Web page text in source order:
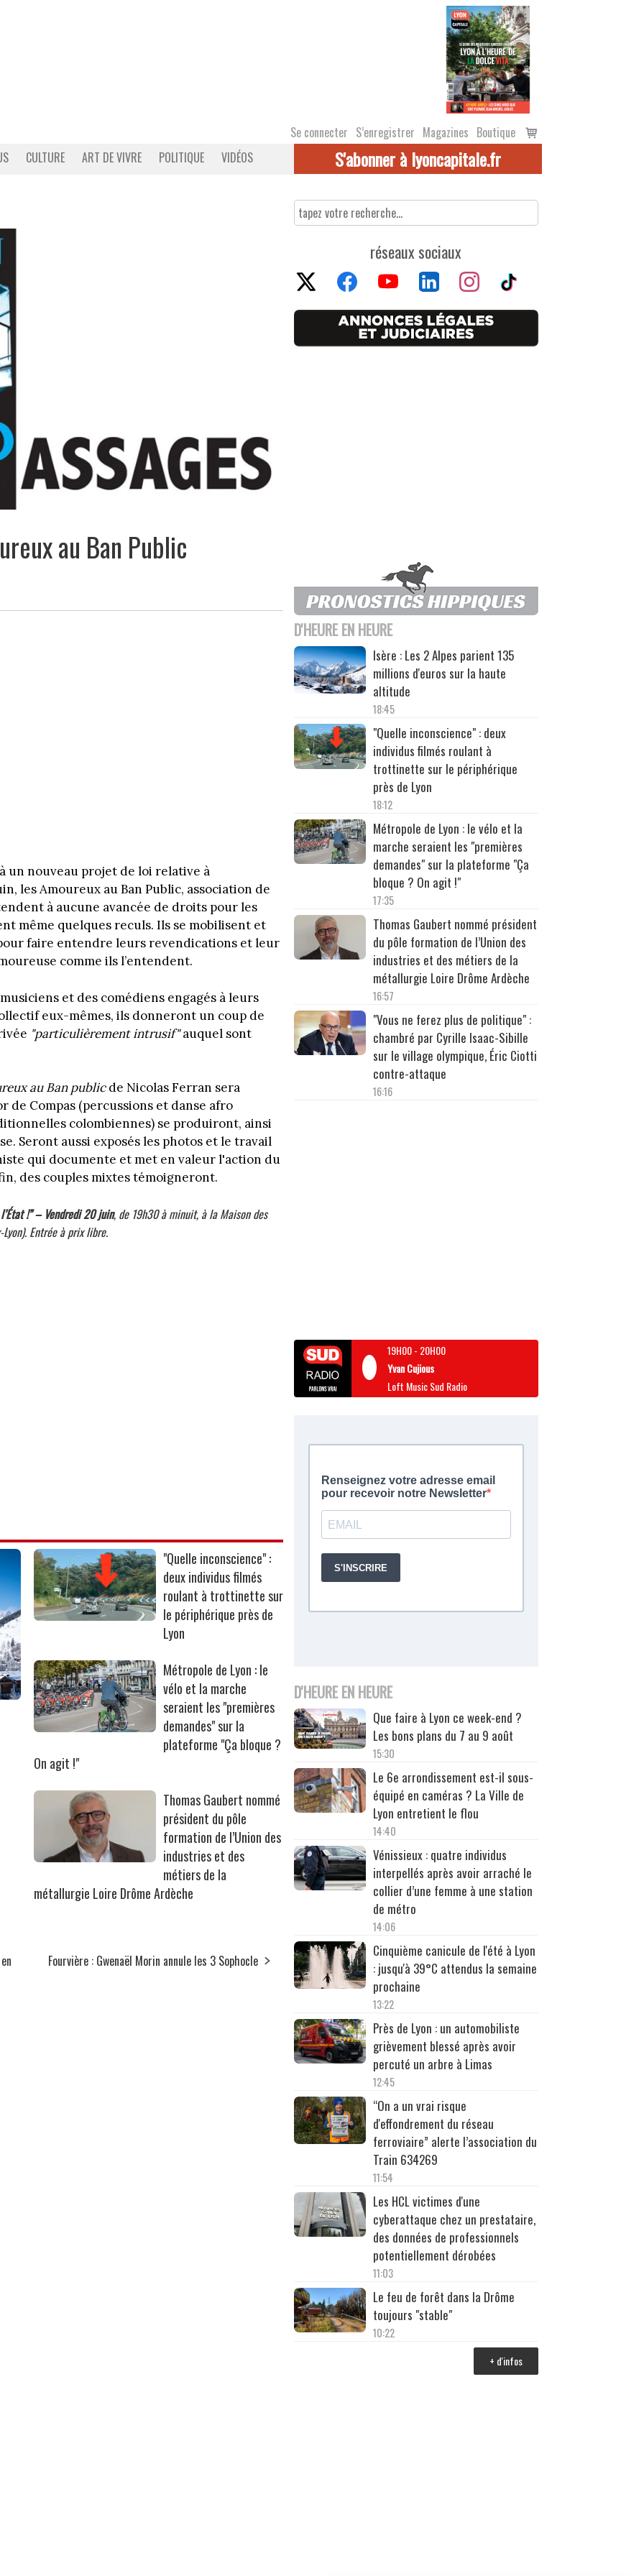
Se connecter S’enregistrer Magazines Boutique
Voir
le
CULTURE ART DE VIVRE POLITIQUE VIDÉOS S'abonner à lyoncapitale.fr
au Ban Public
un nouveau projet de loi relative à
les Amoureux au Ban Public, association de
à aucune avancée de droits pour les
même quelques reculs. Ils se mobilisent et
pour faire entendre leurs revendications et leur
comme ils l’entendent.
et des comédiens engagés à leurs
eux-mêmes, ils donneront un coup de
"particulièrement intrusif"auquel sont
au Ban publicde Nicolas Ferran sera
de Compas (percussions et danse afro
colombiennes) se produiront, ainsi
Seront aussi exposés les photos et le travail
qui documente et met en valeur l'action du
des couples mixtes témoigneront.
!” – Vendredi 20 juin, de 19h30 à minuit, à la Maison des
Entrée à prix libre.
"Quelle inconscience" :
deux individus filmés
roulant à trottinette sur
le périphérique près de
Lyon
Métropole de Lyon : le
vélo et la marche
seraient les "premières
demandes" sur la
plateforme "Ça bloque ?
On agit !"
Thomas Gaubert nommé
président du pôle
formation de l’Union des
industries et des
métiers de la
métallurgie Loire Drôme Ardèche
Fourvière : Gwenaël Morin annule les 3 Sophocle
réseaux sociaux
D'HEURE EN HEURE
Isère : Les 2 Alpes parient 135
millions d'euros sur la haute
altitude
18:45
"Quelle inconscience" : deux
individus filmés roulant à
trottinette sur le périphérique
près de Lyon
18:12
Métropole de Lyon : le vélo et la
marche seraient les "premières
demandes" sur la plateforme "Ça
bloque ? On agit !"
17:35
Thomas Gaubert nommé président
du pôle formation de l’Union des
industries et des métiers de la
métallurgie Loire Drôme Ardèche
16:57
"Vous ne ferez plus de politique" :
chambré par Cyrille Isaac-Sibille
sur le village olympique, Éric Ciotti
contre-attaque
16:16
19H00- 20H00
Yvan Cujious
Loft Music Sud Radio
D'HEURE EN HEURE
Que faire à Lyon ce week-end ?
Les bons plans du 7 au 9 août
15:30
Le 6e arrondissement est-il sous-
équipé en caméras ? La Ville de
Lyon entretient le flou
14:40
Vénissieux : quatre individus
interpellés après avoir arraché le
collier d’une femme à une station
de métro
14:06
Cinquième canicule de l'été à Lyon
: jusqu'à 39°C attendus la semaine
prochaine
13:22
Près de Lyon : un automobiliste
grièvement blessé après avoir
percuté un arbre à Limas
12:45
“On a un vrai risque
d'effondrement du réseau
ferroviaire” alerte l’association du
Train 634269
11:54
Les HCL victimes d'une
cyberattaque chez un prestataire,
des données de professionnels
potentiellement dérobées
11:03
Le feu de forêt dans la Drôme
toujours "stable"
10:22
+ d'infos